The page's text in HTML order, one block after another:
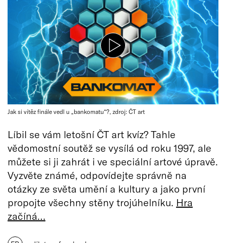
Jak si vítěz finále vedl u „bankomatu“?, zdroj: ČT art
Líbil se vám letošní ČT art kvíz? Tahle
vědomostní soutěž se vysílá od roku 1997, ale
můžete si ji zahrát i ve speciální artové úpravě.
Vyzvěte známé, odpovídejte správně na
otázky ze světa umění a kultury a jako první
propojte všechny stěny trojúhelníku. Hra
začíná…